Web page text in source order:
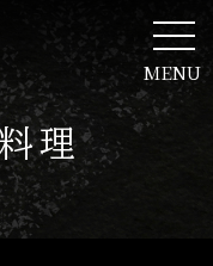
MENU
理